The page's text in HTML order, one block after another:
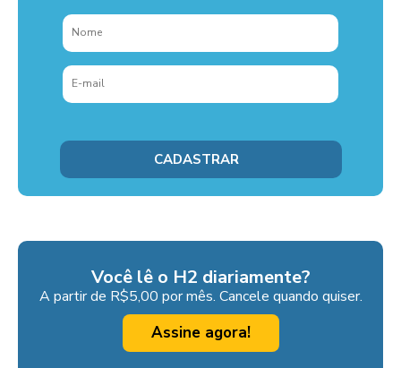
Você lê o H2 diariamente?
A partir de R$5,00 por mês. Cancele quando quiser.
Assine agora!